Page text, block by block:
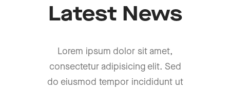
Latest News
Lorem ipsum dolor sit amet,
consectetur adipisicing elit. Sed
do eiusmod tempor incididunt ut